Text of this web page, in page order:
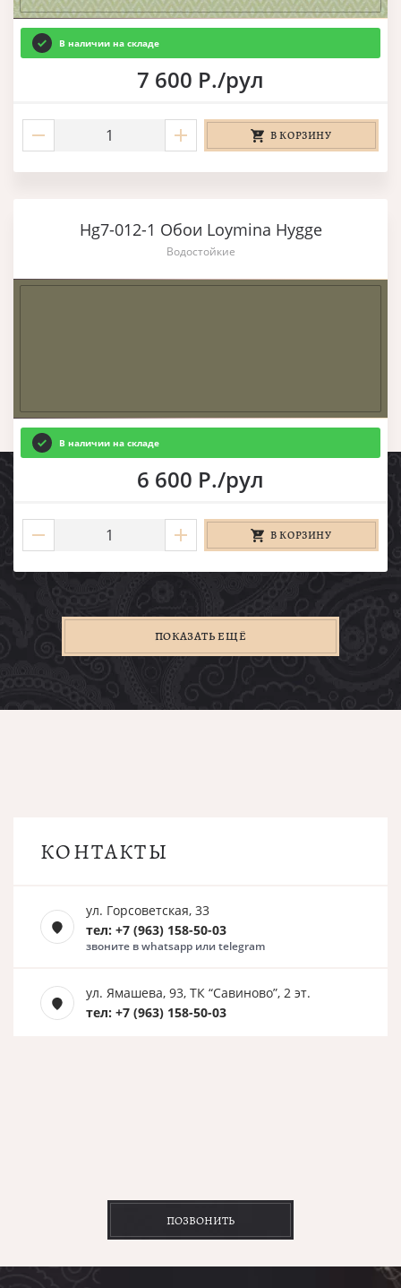
В наличии на складе
7 600 Р./рул
В КОРЗИНУ
Hg7-012-1 Обои Loymina Hygge
Водостойкие
В наличии на складе
6 600 Р./рул
В КОРЗИНУ
ПОКАЗАТЬ ЕЩЁ
КОНТАКТЫ
ул. Горсоветская, 33
тел: +7 (963) 158-50-03
звоните в whatsapp или telegram
ул. Ямашева, 93, ТК “Савиново”, 2 эт.
тел: +7 (963) 158-50-03
ПОЗВОНИТЬ